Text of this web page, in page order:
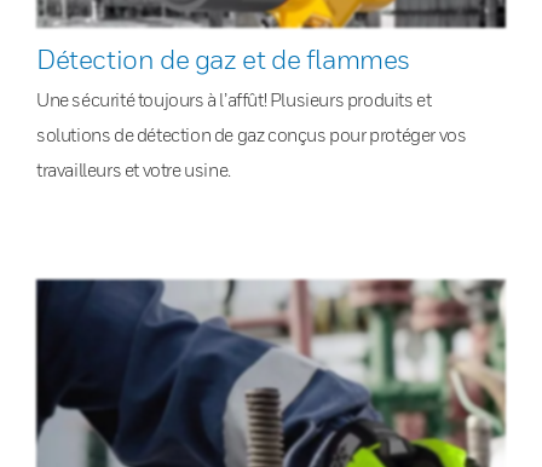
Détection de gaz et de flammes
Une sécurité toujours à l’affût! Plusieurs produits et
solutions de détection de gaz conçus pour protéger vos
travailleurs et votre usine.